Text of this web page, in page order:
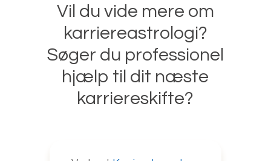
Vil du vide mere om
karriereastrologi?
Søger du professionel
hjælp til dit næste
karriereskifte?